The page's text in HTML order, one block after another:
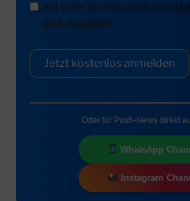
Ich habe die Hinweise zum
und akzeptiert.
Jetzt kostenlos anmelden
Oder für Push-News direkt
WhatsApp
Instagram